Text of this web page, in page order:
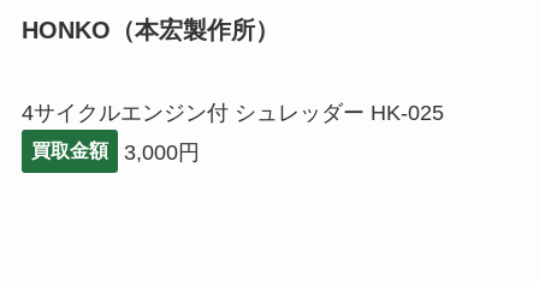
HONKO（本宏製作所）
4サイクルエンジン付 シュレッダー HK-025
買取金額 3,000円